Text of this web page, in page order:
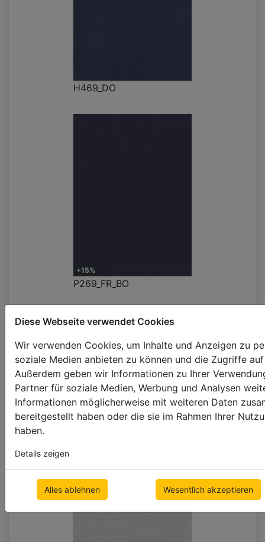
Diese Webseite verwendet Cookies
Wir verwenden Cookies, um Inhalte und Anzeigen zu
soziale Medien anbieten zu können und die Zugriffe
Außerdem geben wir Informationen zu Ihrer
Partner für soziale Medien, Werbung und Analysen
Informationen möglicherweise mit weiteren Daten
bereitgestellt haben oder die sie im Rahmen Ihrer
haben.
Details zeigen
Alles ablehnen Wesentlich akzeptieren
H469_DO
+15%
P269_FR_BO